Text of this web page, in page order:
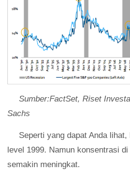
Sumber:FactSet, Riset
Sachs
Seperti yang dapat Anda
level 1999. Namun konsentrasi
semakin meningkat.